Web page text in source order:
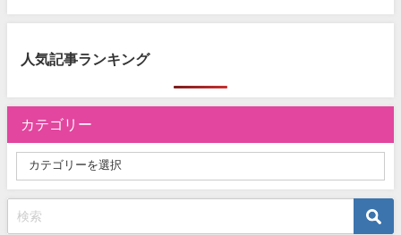
人気記事ランキング
カテゴリー